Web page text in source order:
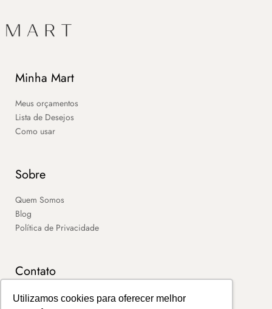
Utilizamos cookies para oferecer melhor
Minha Mart
Meus orçamentos
Lista de Desejos
Como usar
Sobre
Quem Somos
Blog
Política de Privacidade
Contato
SAC